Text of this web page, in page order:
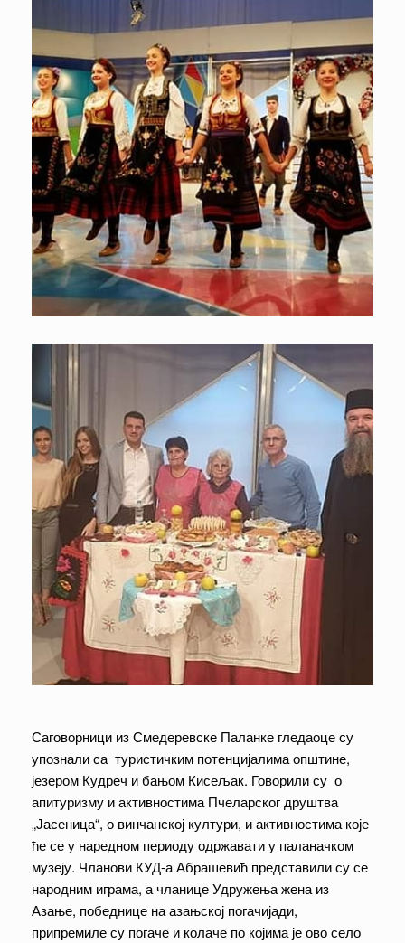
Саговорници из Смедеревске Паланке гледаоце су
упознали са туристичким потенцијалима општине,
језером Кудреч и бањом Кисељак. Говорили су о
апитуризму и активностима Пчеларског друштва
„Јасеница“, о винчанској култури, и активностима које
ће се у наредном периоду одржавати у паланачком
музеју. Чланови КУД-а Абрашевић представили су се
народним играма, а чланице Удружења жена из
Азање, победнице на азањској погачијади,
припремиле су погаче и колаче по којима је ово село